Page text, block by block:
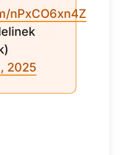
nPxCO6xn4Z
2025